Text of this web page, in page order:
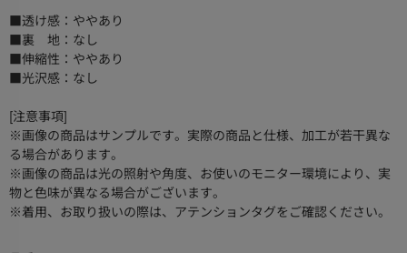
■透け感：ややあり
■裏 地：なし
■伸縮性：ややあり
■光沢感：なし
[注意事項]
※画像の商品はサンプルです。実際の商品と仕様、加工が若干異な
る場合があります。
※画像の商品は光の照射や角度、お使いのモニター環境により、実
物と色味が異なる場合がございます。
※着用、お取り扱いの際は、アテンションタグをご確認ください。